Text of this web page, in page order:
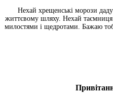
Нехай хрещенські морози
життєвому шляху. Нехай таємниця
милостями і щедротами. Бажаю